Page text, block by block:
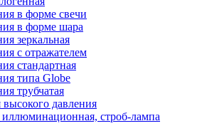
в форме свечи
в форме шара
зеркальная
с отражателем
стандартная
типа Globe
трубчатая
давления
строб-лампа